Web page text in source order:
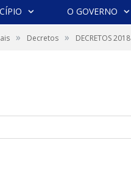
O GOVERNO
» Decretos » DECRETOS 2018